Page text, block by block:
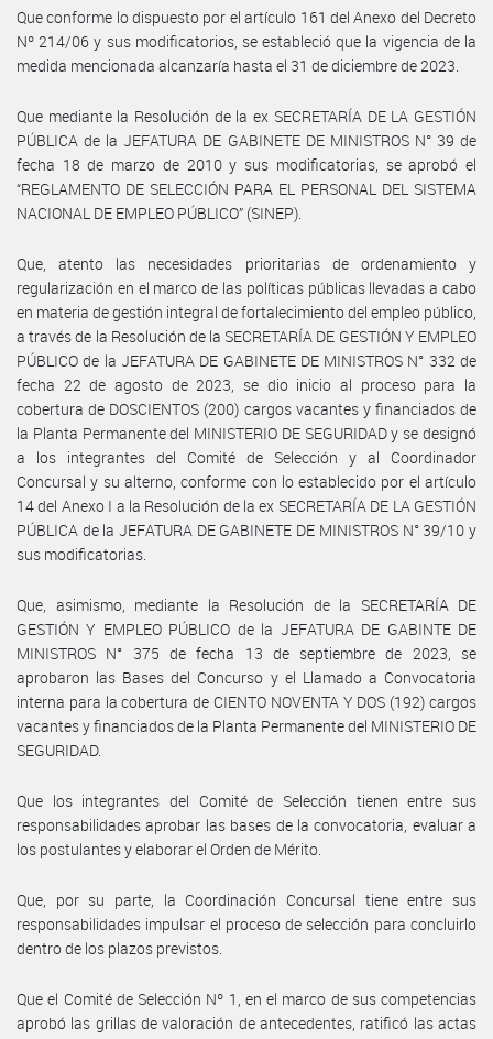
Que conforme lo dispuesto por el artículo 161 del Anexo del Decreto
Nº 214/06 y sus modificatorios, se estableció que la vigencia de la
medida mencionada alcanzaría hasta el 31 de diciembre de 2023.
Que mediante la Resolución de la ex SECRETARÍA DE LA GESTIÓN
PÚBLICA de la JEFATURA DE GABINETE DE MINISTROS N° 39 de
fecha 18 de marzo de 2010 y sus modificatorias, se aprobó el
“REGLAMENTO DE SELECCIÓN PARA EL PERSONAL DEL SISTEMA
NACIONAL DE EMPLEO PÚBLICO” (SINEP).
Que, atento las necesidades prioritarias de ordenamiento y
regularización en el marco de las políticas públicas llevadas a cabo
en materia de gestión integral de fortalecimiento del empleo público,
a través de la Resolución de la SECRETARÍA DE GESTIÓN Y EMPLEO
PÚBLICO de la JEFATURA DE GABINETE DE MINISTROS N° 332 de
fecha 22 de agosto de 2023, se dio inicio al proceso para la
cobertura de DOSCIENTOS (200) cargos vacantes y financiados de
la Planta Permanente del MINISTERIO DE SEGURIDAD y se designó
a los integrantes del Comité de Selección y al Coordinador
Concursal y su alterno, conforme con lo establecido por el artículo
14 del Anexo I a la Resolución de la ex SECRETARÍA DE LA GESTIÓN
PÚBLICA de la JEFATURA DE GABINETE DE MINISTROS N° 39/10 y
sus modificatorias.
Que, asimismo, mediante la Resolución de la SECRETARÍA DE
GESTIÓN Y EMPLEO PÚBLICO de la JEFATURA DE GABINTE DE
MINISTROS N° 375 de fecha 13 de septiembre de 2023, se
aprobaron las Bases del Concurso y el Llamado a Convocatoria
interna para la cobertura de CIENTO NOVENTA Y DOS (192) cargos
vacantes y financiados de la Planta Permanente del MINISTERIO DE
SEGURIDAD.
Que los integrantes del Comité de Selección tienen entre sus
responsabilidades aprobar las bases de la convocatoria, evaluar a
los postulantes y elaborar el Orden de Mérito.
Que, por su parte, la Coordinación Concursal tiene entre sus
responsabilidades impulsar el proceso de selección para concluirlo
dentro de los plazos previstos.
Que el Comité de Selección Nº 1, en el marco de sus competencias
aprobó las grillas de valoración de antecedentes, ratificó las actas